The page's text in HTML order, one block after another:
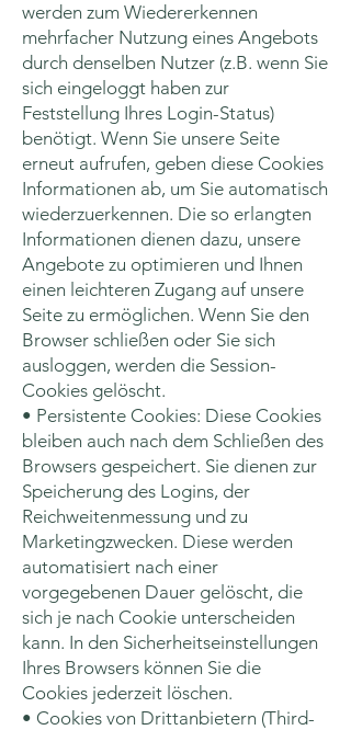
werden zum Wiedererkennen
mehrfacher Nutzung eines Angebots
durch denselben Nutzer (z.B. wenn Sie
sich eingeloggt haben zur
Feststellung Ihres Login-Status)
benötigt. Wenn Sie unsere Seite
erneut aufrufen, geben diese Cookies
Informationen ab, um Sie automatisch
wiederzuerkennen. Die so erlangten
Informationen dienen dazu, unsere
Angebote zu optimieren und Ihnen
einen leichteren Zugang auf unsere
Seite zu ermöglichen. Wenn Sie den
Browser schließen oder Sie sich
ausloggen, werden die Session-
Cookies gelöscht.
• Persistente Cookies: Diese Cookies
bleiben auch nach dem Schließen des
Browsers gespeichert. Sie dienen zur
Speicherung des Logins, der
Reichweitenmessung und zu
Marketingzwecken. Diese werden
automatisiert nach einer
vorgegebenen Dauer gelöscht, die
sich je nach Cookie unterscheiden
kann. In den Sicherheitseinstellungen
Ihres Browsers können Sie die
Cookies jederzeit löschen.
• Cookies von Drittanbietern (Third-